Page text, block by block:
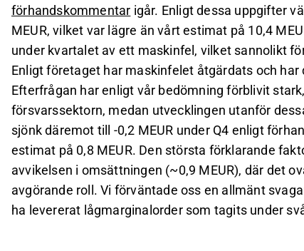
förhandskommentar igår. Enligt dessa uppgifter
MEUR, vilket var lägre än vårt estimat på 10,4
under kvartalet av ett maskinfel, vilket sannolikt
Enligt företaget har maskinfelet åtgärdats och
Efterfrågan har enligt vår bedömning förblivit
försvarssektorn, medan utvecklingen utanför
sjönk däremot till -0,2 MEUR under Q4 enligt
estimat på 0,8 MEUR. Den största förklarande
avvikelsen i omsättningen (~0,9 MEUR), där det
avgörande roll. Vi förväntade oss en allmänt
ha levererat lågmarginalorder som tagits under